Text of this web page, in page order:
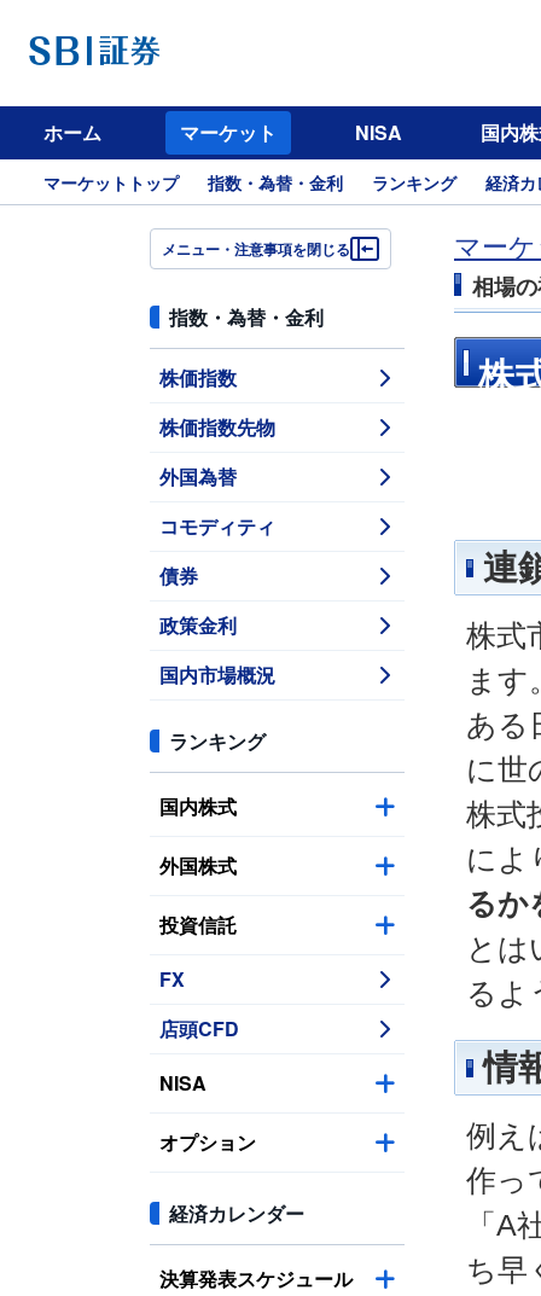
ホーム マーケット NISA 国内
マーケットトップ 指数・為替・金利 ランキング 経済
メニュー・注意事項を閉じる
指数・為替・金利
株価指数
株価指数先物
外国為替
コモディティ
債券
政策金利
国内市場概況
ランキング
国内株式
外国株式
投資信託
FX
店頭CFD
NISA
オプション
経済カレンダー
決算発表スケジュール
マー
相場
株
連
株式
ます
ある
に世
株式
によ
るか
とは
るよ
情
例え
作っ
「A
ち早